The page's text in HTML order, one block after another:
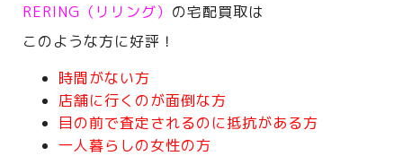
RERING（リリング） の宅配買取は
このような方に好評！
時間がない方
店舗に行くのが面倒な方
目の前で査定されるのに抵抗がある方
一人暮らしの女性の方